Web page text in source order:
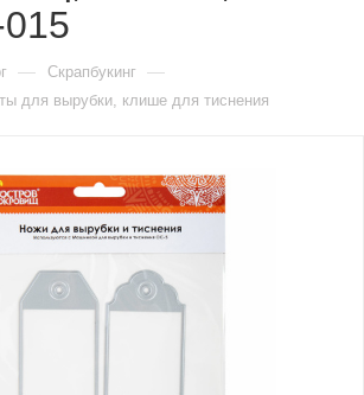
— Скрапбукинг —
для вырубки, клише для тиснения